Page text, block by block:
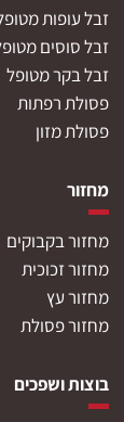
זבל עופות
זבל סוסים
זבל בקר מטופל
פסולת רפתות
פסולת מזון
מחזור
מחזור בקבוקים
מחזור זכוכית
מחזור עץ
מחזור פסולת
בוצות ושפכים